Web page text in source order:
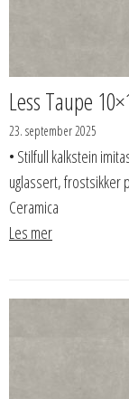
Less Taupe
23. september 2025
• Stilfull kalkstein
uglassert, frostsikker
Ceramica
Les mer